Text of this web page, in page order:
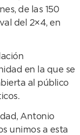
de las 150
del 2×4, en
en la que se
al público
Antonio
unimos a esta